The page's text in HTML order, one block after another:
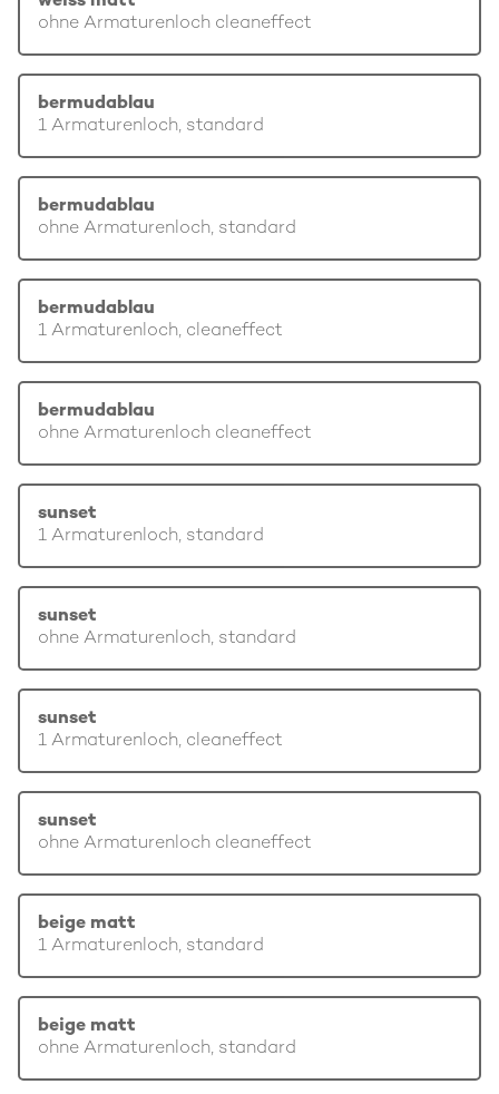
ohne Armaturenloch cleaneffect
bermudablau
1 Armaturenloch, standard
bermudablau
ohne Armaturenloch, standard
bermudablau
1 Armaturenloch, cleaneffect
bermudablau
ohne Armaturenloch cleaneffect
sunset
1 Armaturenloch, standard
sunset
ohne Armaturenloch, standard
sunset
1 Armaturenloch, cleaneffect
sunset
ohne Armaturenloch cleaneffect
beige matt
1 Armaturenloch, standard
beige matt
ohne Armaturenloch, standard